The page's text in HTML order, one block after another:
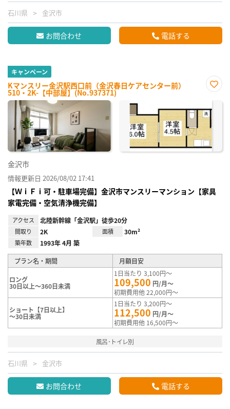
石川県 金沢市
お問合わせ 電話する
キャンペーン
Kマンスリー金沢駅西口前（金沢春日ケアセンター前）
510・2K-【中部屋】(No.937371)
に入
り登
録
金沢市
情報更新日 2026/08/02 17:41
【ＷｉＦｉ可・駐車場完備】金沢市マンスリーマンション【家具
家電完備・空気清浄機完備】
アクセス 北陸新幹線「金沢駅」徒歩20分
間取り 2K 面積 30m²
築年数 1993年 4月 築
プラン名・期間 月額目安
ロング
30日以上～360日未満
1日当たり 3,100円～
109,500 円/月～
初期費用他 22,000円～
ショート【7日以上】
～30日未満
1日当たり 3,200円～
112,500 円/月～
初期費用他 16,500円～
風呂･トイレ別
石川県 金沢市
お問合わせ 電話する